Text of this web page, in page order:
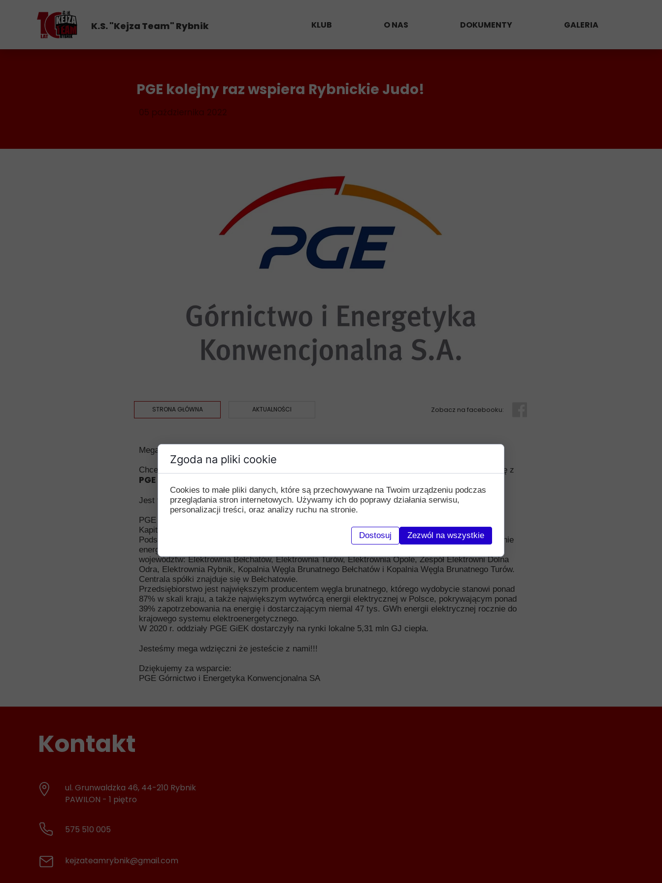
KLUB
Kalendarz
Zapisy i płatność
O NAS
Kontakt
DOKUMENTY GALERIA
K.S. "Kejza Team" Rybnik
Zobacz na facebooku:
STRONA GŁÓWNA AKTUALNOŚCI
05 października 2022
PGE kolejny raz wspiera Rybnickie Judo!
Mega wiadomość dla wszystkich klubowiczów
Chcemy wszystkich poinformować że klub z dniem 30.09. 2022 roku podpisał po raz kolejny umowę z
PGE Górnictwo i Energetyka Konwencjonalna S.A.
Jest to dla nas wspaniałe wyróżnienie za co dziękujemy
PGE Górnictwo i Energetyka Konwencjonalna jest jedną ze spółek wchodzących w skład Grupy
Kapitałowej PGE - największego przedsiębiorstwa sektora elektroenergetycznego w Polsce.
Podstawowym przedmiotem działalności spółki jest wydobywanie węgla brunatnego oraz wytwarzanie
energii elektrycznej. W skład PGE GiEK wchodzi 7 oddziałów zlokalizowanych na terenie 5
województw: Elektrownia Bełchatów, Elektrownia Turów, Elektrownia Opole, Zespół Elektrowni Dolna
Odra, Elektrownia Rybnik, Kopalnia Węgla Brunatnego Bełchatów i Kopalnia Węgla Brunatnego Turów.
Centrala spółki znajduje się w Bełchatowie.
Przedsiębiorstwo jest największym producentem węgla brunatnego, którego wydobycie stanowi ponad
87% w skali kraju, a także największym wytwórcą energii elektrycznej w Polsce, pokrywającym ponad
39% zapotrzebowania na energię i dostarczającym niemal 47 tys. GWh energii elektrycznej rocznie do
krajowego systemu elektroenergetycznego.
W 2020 r. oddziały PGE GiEK dostarczyły na rynki lokalne 5,31 mln GJ ciepła.
Jesteśmy mega wdzięczni że jesteście z nami!!!
Dziękujemy za wsparcie:
PGE Górnictwo i Energetyka Konwencjonalna SA
kejzateamrybnik@gmail.com
575 510 005
ul. Grunwaldzka 46, 44-210 Rybnik
PAWILON - 1 piętro
Kontakt
Zgoda na pliki cookie
Cookies to małe pliki danych, które są przechowywane na Twoim urządzeniu podczas
przeglądania stron internetowych. Używamy ich do poprawy działania serwisu,
personalizacji treści, oraz analizy ruchu na stronie.
Dostosuj Zezwól na wszystkie